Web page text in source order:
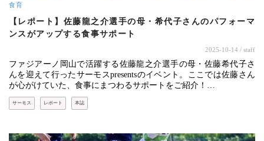
食育
【レポート】佐藤龍之介選手の母・希代子さんのパフォーマ
ンスがアップする食事サポート
2025-10-14 / staff
ファジアーノ岡山で活躍する佐藤龍之介選手の母・佐藤希代子さ
んを迎えて行ったサーモスpresentsのイベント。ここでは佐藤さん
が心がけていた、食事にまつわるサポートをご紹介！…
サーモス レポート 本誌